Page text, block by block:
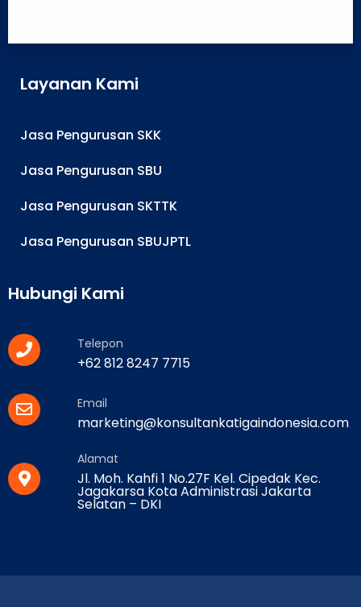
Layanan Kami
Jasa Pengurusan SKK
Jasa Pengurusan SBU
Jasa Pengurusan SKTTK
Jasa Pengurusan SBUJPTL
Hubungi Kami
Telepon
+62 812 8247 7715
Email
marketing@konsultankatigaindonesia.com
Alamat
Jl. Moh. Kahfi 1 No.27F Kel. Cipedak Kec.
Jagakarsa Kota Administrasi Jakarta
Selatan – DKI